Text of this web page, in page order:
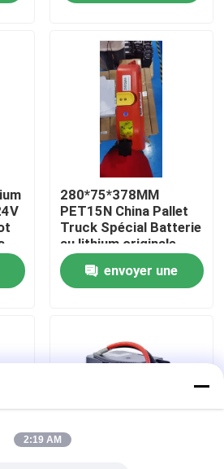
Battery de chariot élévateur
élévateur au lithium-ion de 48 volts
280*75*378MM
PET15N China Pallet
Truck Spécial Batterie
au lithium originale
24V 36AH
envoyer une
2:19 AM